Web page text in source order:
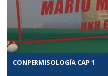
CONPERMISOLOGÍA CAP 1